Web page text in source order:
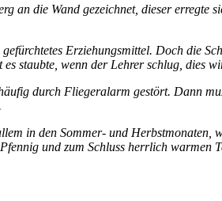
an die Wand gezeichnet, dieser
Erziehungsmittel. Doch die
staubte, wenn der Lehrer schlug, dies
durch Fliegeralarm gestört. Dann
in den Sommer- und
und zum Schluss herrlich